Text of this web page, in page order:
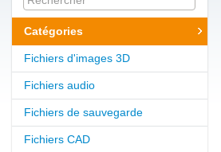
Catégories
Fichiers d'images 3D
Fichiers audio
Fichiers de sauvegarde
Fichiers CAD